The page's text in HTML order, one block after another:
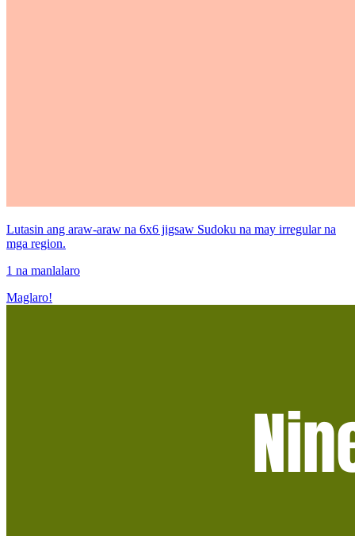
Lutasin ang araw-araw na 6x6 jigsaw Sudoku na may irregular na
mga region.
1 na manlalaro
Maglaro!